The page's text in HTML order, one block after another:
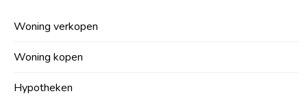
Woning verkopen
Woning kopen
Hypotheken